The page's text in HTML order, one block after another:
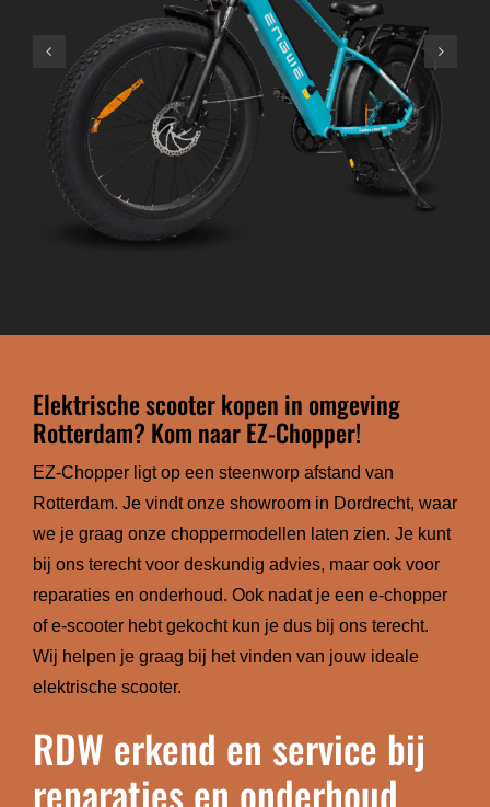
Elektrische scooter kopen in omgeving
Rotterdam? Kom naar EZ-Chopper!
EZ-Chopper ligt op een steenworp afstand van
Rotterdam. Je vindt onze showroom in Dordrecht, waar
we je graag onze choppermodellen laten zien. Je kunt
bij ons terecht voor deskundig advies, maar ook voor
reparaties en onderhoud. Ook nadat je een e-chopper
of e-scooter hebt gekocht kun je dus bij ons terecht.
Wij helpen je graag bij het vinden van jouw ideale
elektrische scooter.
RDW erkend en service bij
reparaties en onderhoud